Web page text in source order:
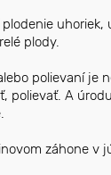
plody.
polievaní je
polievať. A
záhone v